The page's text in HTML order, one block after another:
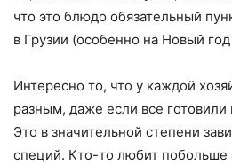
что это блюдо обязательный
в Грузии (особенно на Новый
Интересно то, что у каждой
разным, даже если все
Это в значительной степени
специй. Кто-то любит побольше